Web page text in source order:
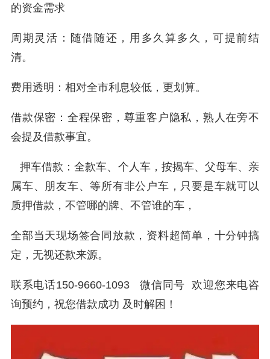
的资金需求
周期灵活：随借随还，用多久算多久，可提前结
清。
费用透明：相对全市利息较低，更划算。
借款保密：全程保密，尊重客户隐私，熟人在旁不
会提及借款事宜。
押车借款：全款车、个人车，按揭车、父母车、亲
属车、朋友车、等所有非公户车，只要是车就可以
质押借款，不管哪的牌、不管谁的车，
全部当天现场签合同放款，资料超简单，十分钟搞
定，无视还款来源。
联系电话150-9660-1093 微信同号 欢迎您来电咨
询预约，祝您借款成功 及时解困！